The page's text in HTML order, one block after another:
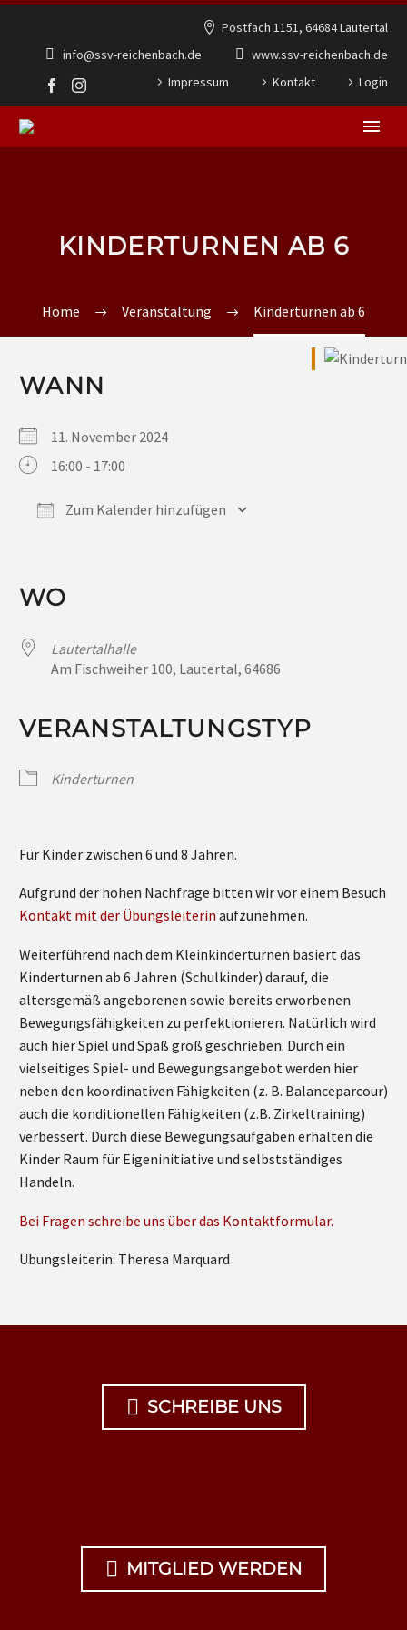
Postfach 1151, 64684 Lautertal
info@ssv-reichenbach.de
www.ssv-reichenbach.de
Impressum
Kontakt Login
KINDERTURNEN AB 6
Home Veranstaltung Kinderturnen ab 6
WANN
11. November 2024
16:00 - 17:00
Zum Kalender hinzufügen
WO
Lautertalhalle
Am Fischweiher 100, Lautertal, 64686
VERANSTALTUNGSTYP
Kinderturnen
Für Kinder zwischen 6 und 8 Jahren.
Aufgrund der hohen Nachfrage bitten wir vor einem Besuch
Kontakt mit der Übungsleiterin aufzunehmen.
Weiterführend nach dem Kleinkinderturnen basiert das
Kinderturnen ab 6 Jahren (Schulkinder) darauf, die
altersgemäß angeborenen sowie bereits erworbenen
Bewegungsfähigkeiten zu perfektionieren. Natürlich wird
auch hier Spiel und Spaß groß geschrieben. Durch ein
vielseitiges Spiel- und Bewegungsangebot werden hier
neben den koordinativen Fähigkeiten (z. B. Balanceparcour)
auch die konditionellen Fähigkeiten (z.B. Zirkeltraining)
verbessert. Durch diese Bewegungsaufgaben erhalten die
Kinder Raum für Eigeninitiative und selbstständiges
Handeln.
Bei Fragen schreibe uns über das Kontaktformular.
Übungsleiterin: Theresa Marquard
 SCHREIBE UNS
 MITGLIED WERDEN